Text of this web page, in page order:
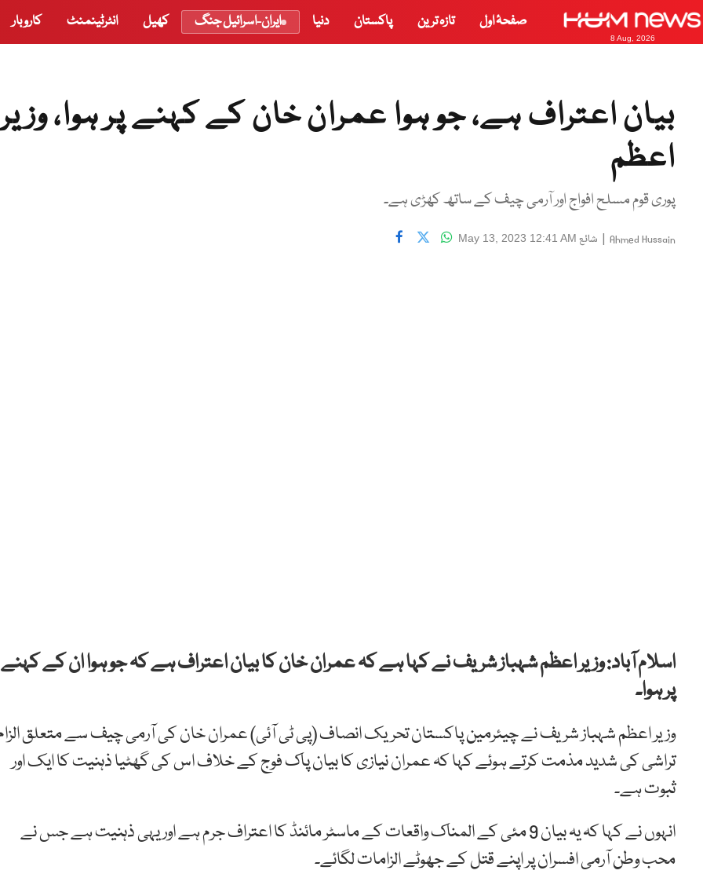
8 Aug, 2026
صفحۂ اول تازہ ترین پاکستان دنیا ایران-اسرائیل جنگ کھیل انٹرٹینمنٹ کاروبار
بیان اعتراف ہے، جو ہوا عمران خان کے کہنے پر ہوا، وزیر
اعظم
پوری قوم مسلح افواج اور آرمی چیف کے ساتھ کھڑی ہے۔
Ahmed Hussain
| شائع May 13, 2023 12:41 AM
اسلام آباد: وزیر اعظم شہباز شریف نے کہا ہے کہ عمران خان کا بیان اعتراف ہے کہ جو ہوا ان کے کہنے
پر ہوا۔
وزیر اعظم شہباز شریف نے چیئرمین پاکستان تحریک انصاف (پی ٹی آئی) عمران خان کی آرمی چیف سے متعلق
تراشی کی شدید مذمت کرتے ہوئے کہا کہ عمران نیازی کا بیان پاک فوج کے خلاف اس کی گھٹیا ذہنیت کا ایک اور
ثبوت ہے۔
انہوں نے کہا کہ یہ بیان 9 مئی کے المناک واقعات کے ماسٹر مائنڈ کا اعتراف جرم ہے اور یہی ذہنیت ہے جس نے
محب وطن آرمی افسران پر اپنے قتل کے جھوٹے الزامات لگائے۔